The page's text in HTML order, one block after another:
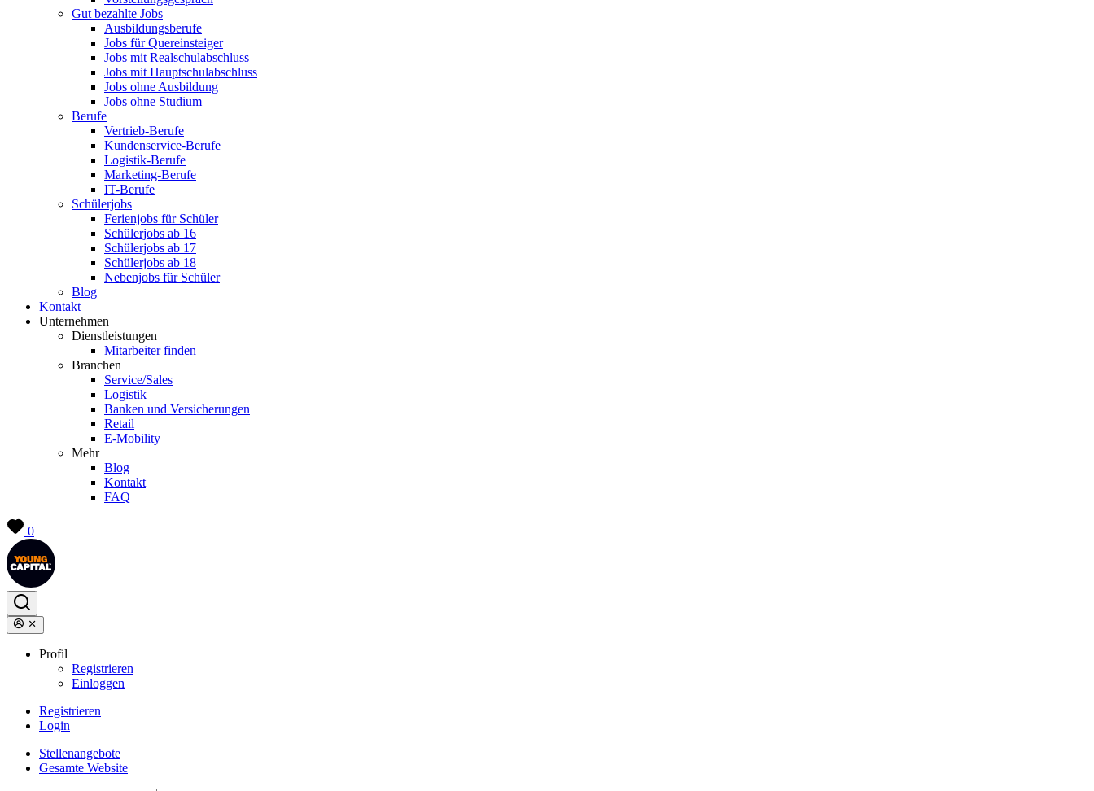
Gut bezahlte Jobs
Ausbildungsberufe
Jobs für Quereinsteiger
Jobs mit Realschulabschluss
Jobs mit Hauptschulabschluss
Jobs ohne Ausbildung
Jobs ohne Studium
Berufe
Vertrieb-Berufe
Kundenservice-Berufe
Logistik-Berufe
Marketing-Berufe
IT-Berufe
Schülerjobs
Ferienjobs für Schüler
Schülerjobs ab 16
Schülerjobs ab 17
Schülerjobs ab 18
Nebenjobs für Schüler
Blog
Kontakt
Unternehmen
Dienstleistungen
Mitarbeiter finden
Branchen
Service/Sales
Logistik
Banken und Versicherungen
Retail
E-Mobility
Mehr
Blog
Kontakt
FAQ
0
Profil
Registrieren
Einloggen
Registrieren
Login
Stellenangebote
Gesamte Website